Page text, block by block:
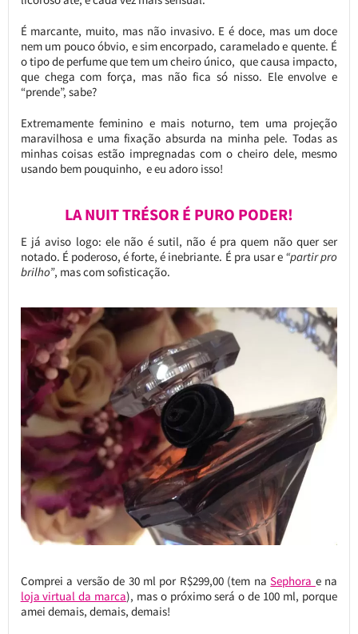
É marcante, muito, mas não invasivo. E é doce, mas um doce
nem um pouco óbvio, e sim encorpado, caramelado e quente. É
o tipo de perfume que tem um cheiro único, que causa impacto,
que chega com força, mas não fica só nisso. Ele envolve e
“prende”, sabe?
Extremamente feminino e mais noturno, tem uma projeção
maravilhosa e uma fixação absurda na minha pele. Todas as
minhas coisas estão impregnadas com o cheiro dele, mesmo
usando bem pouquinho, e eu adoro isso!
LA NUIT TRÉSOR É PURO PODER!
E já aviso logo: ele não é sutil, não é pra quem não quer ser
notado. É poderoso, é forte, é inebriante. É pra usar e “partir pro
brilho”, mas com sofisticação.
Comprei a versão de 30 ml por R$299,00 (tem naSephora e na
loja virtual da marca), mas o próximo será o de 100 ml, porque
amei demais, demais, demais!